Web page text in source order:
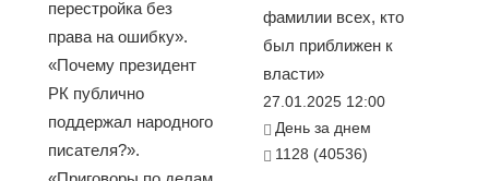
перестройка без
права на ошибку».
«Почему президент
РК публично
поддержал народного
писателя?».
фамилии всех, кто
был приближен к
власти»
27.01.2025 12:00
День за днем
1128 (40536)